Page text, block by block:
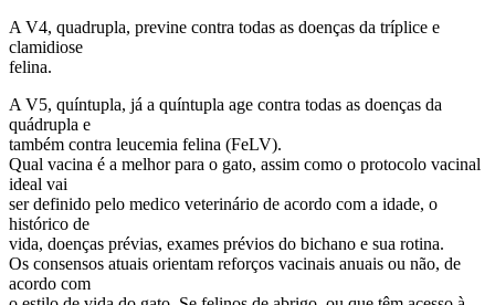
A V4, quadrupla, previne contra todas as doenças da tríplice e
clamidiose
felina.
A V5, quíntupla, já a quíntupla age contra todas as doenças da
quádrupla e
também contra leucemia felina (FeLV).
Qual vacina é a melhor para o gato, assim como o protocolo vacinal
ideal vai
ser definido pelo medico veterinário de acordo com a idade, o
histórico de
vida, doenças prévias, exames prévios do bichano e sua rotina.
Os consensos atuais orientam reforços vacinais anuais ou não, de
acordo com